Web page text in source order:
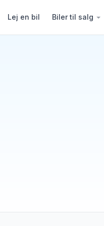
Lej en bil Biler til salg